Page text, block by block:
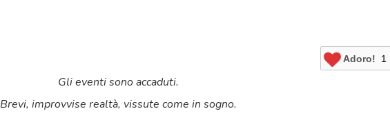
Adoro! 1
Gli eventi sono accaduti.
Brevi, improvvise realtà, vissute come in sogno.